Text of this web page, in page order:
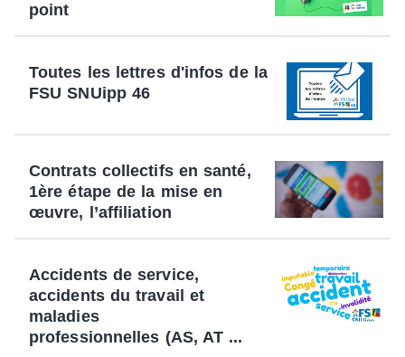
point
Toutes les lettres d'infos de la
FSU SNUipp 46
Contrats collectifs en santé,
1ère étape de la mise en
œuvre, l’affiliation
Accidents de service,
accidents du travail et
maladies
professionnelles (AS, AT ...